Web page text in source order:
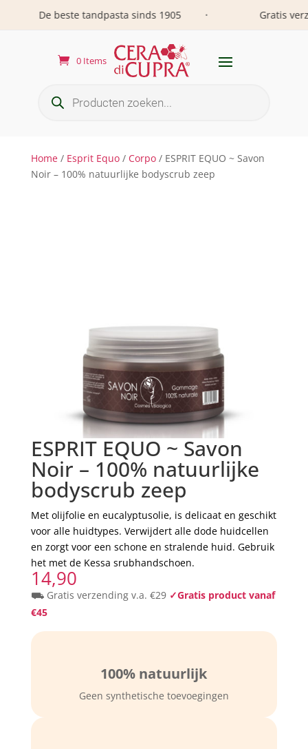
De beste tandpasta sinds 1905 Gratis
0 Items
zoeken
Home/ Esprit Equo/ Corpo/ ESPRIT EQUO ~ Savon
Noir – 100% natuurlijke bodyscrub zeep
ESPRIT EQUO ~ Savon
Noir – 100% natuurlijke
bodyscrub zeep
Met olijfolie en eucalyptusolie, is delicaat en geschikt
voor alle huidtypes. Verwijdert alle dode huidcellen
en zorgt voor een schone en stralende huid. Gebruik
het met de Kessa srubhandschoen.
14,90
⛟ Gratis verzending v.a. €29 ✓Gratis product vanaf
€45
100% natuurlijk
Geen synthetische toevoegingen